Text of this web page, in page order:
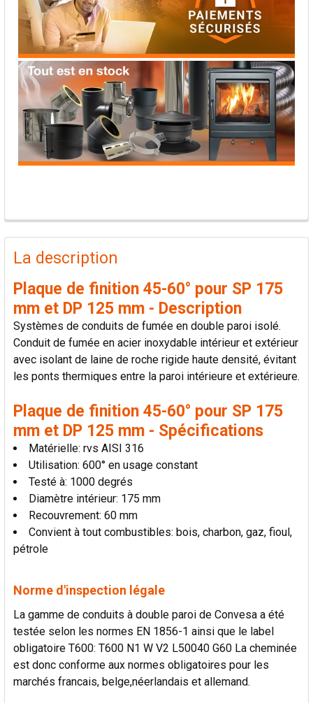
PRODUITS
FRÉQUEMMENT
ACHETÉS
SÉLECTIONNER
AJOUTER
LA
La description
Plaque de finition 45-60° pour SP 175
mm et DP 125 mm - Description
Systèmes de conduits de fumée en double paroi isolé.
Conduit de fumée en acier inoxydable intérieur et extérieur
avec isolant de laine de roche rigide haute densité, évitant
les ponts thermiques entre la paroi intérieure et extérieure.
Plaque de finition 45-60° pour SP 175
mm et DP 125 mm - Spécifications
Matérielle: rvs AISI 316
Utilisation: 600° en usage constant
Testé à: 1000 degrés
Diamètre intérieur: 175 mm
Recouvrement: 60 mm
Convient à tout combustibles: bois, charbon, gaz, fioul,
pétrole
Norme d'inspection légale
La gamme de conduits à double paroi de Convesa a été
testée selon les normes EN 1856-1 ainsi que le label
obligatoire T600: T600 N1 W V2 L50040 G60 La cheminée
est donc conforme aux normes obligatoires pour les
marchés francais, belge,néerlandais et allemand.